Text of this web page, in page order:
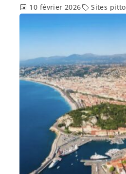
10 février 2026 Sites